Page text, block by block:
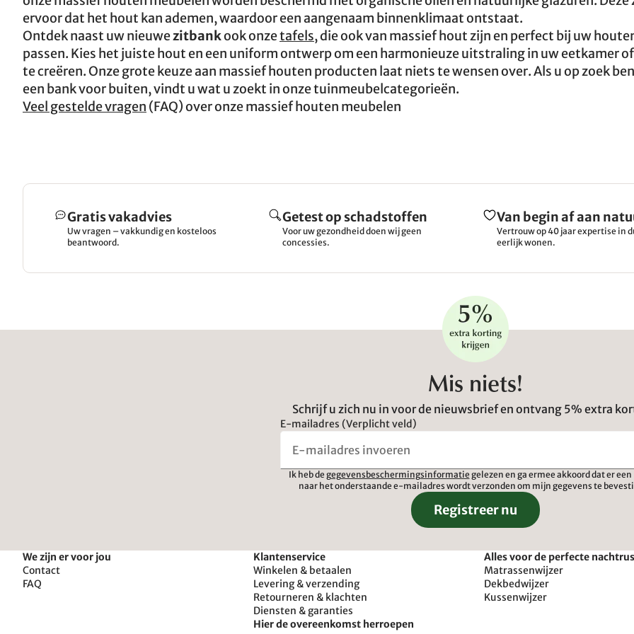
ervoor dat het hout kan ademen, waardoor een aangenaam binnenklimaat ontstaat.
Ontdek naast uw nieuwezitbankook onzetafels, die ook van massief hout zijn en perfect bij uw
passen. Kies het juiste hout en een uniform ontwerp om een harmonieuze uitstraling in uw eetkamer
te creëren. Onze grote keuze aan massief houten producten laat niets te wensen over. Als u op zoek
een bank voor buiten, vindt u wat u zoekt in onze tuinmeubelcategorieën.
Veel gestelde vragen (FAQ) over onze massief houten meubelen
Gratis vakadvies
Uw vragen – vakkundig en kosteloos
beantwoord.
Getest op schadstoffen
Voor uw gezondheid doen wij geen
concessies.
Van begin af aan
Vertrouw op 40 jaar expertise in
eerlijk wonen.
Mis niets!
Schrijf u zich nu in voor de nieuwsbrief en ontvang 5% extra
E-mailadres (Verplicht veld)
Ik heb de gegevensbeschermingsinformatie gelezen en ga ermee akkoord dat er
naar het onderstaande e-mailadres wordt verzonden om mijn gegevens te
Registreer nu
We zijn er voor jou
Contact
FAQ
Klantenservice
Winkelen & betaalen
Levering & verzending
Retourneren & klachten
Diensten & garanties
Hier de overeenkomst herroepen
Alles voor de perfecte
Matrassenwijzer
Dekbedwijzer
Kussenwijzer